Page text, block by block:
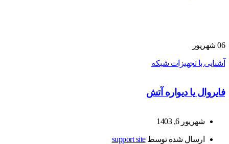
06 شهریور
آشنایی با تجهیزات شبکه
فایروال یا دیواره آتش
شهریور 6, 1403
ارسال شده توسطsupport site